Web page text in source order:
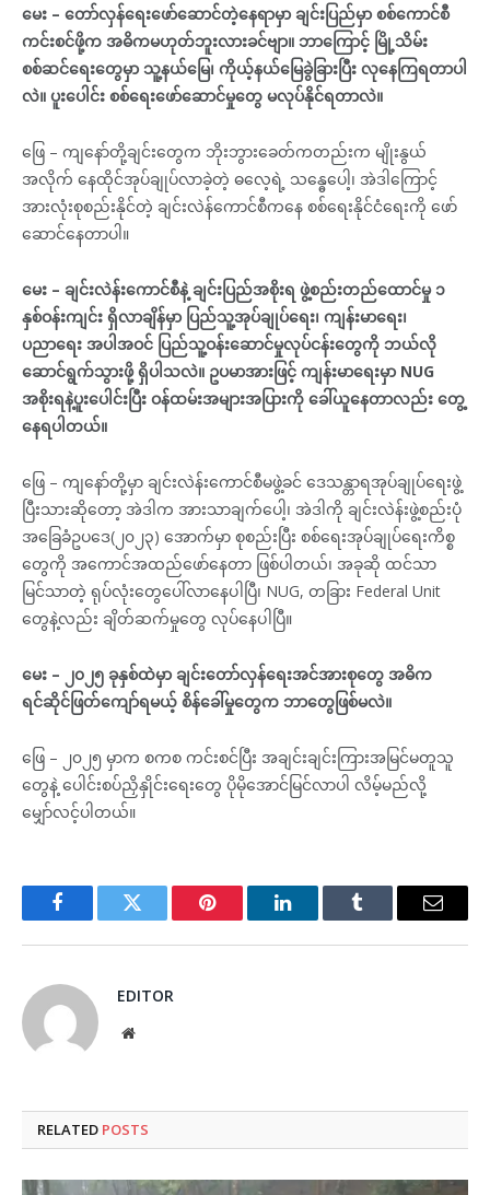
မေး – တော်လှန်ရေးဖော်ဆောင်တဲ့နေရာမှာ ချင်းပြည်မှာ စစ်ကောင်စီ
ကင်းစင်ဖို့က အဓိကမဟုတ်ဘူးလားခင်ဗျာ။ ဘာကြောင့် မြို့သိမ်း
စစ်ဆင်ရေးတွေမှာ သူ့နယ်မြေ၊ ကိုယ့်နယ်မြေခွဲခြားပြီး လုနေကြရတာပါ
လဲ။ ပူးပေါင်း စစ်ရေးဖော်ဆောင်မှုတွေ မလုပ်နိုင်ရတာလဲ။
ဖြေ – ကျနော်တို့ချင်းတွေက ဘိုးဘွားခေတ်ကတည်းက မျိုးနွယ်
အလိုက် နေထိုင်အုပ်ချုပ်လာခဲ့တဲ့ ဓလေ့ရဲ့ သန္ဓေပေါ့၊ အဲဒါကြောင့်
အားလုံးစုစည်းနိုင်တဲ့ ချင်းလဲန်ကောင်စီကနေ စစ်ရေးနိုင်ငံရေးကို ဖော်
ဆောင်နေတာပါ။
မေး – ချင်းလဲန်းကောင်စီနဲ့ ချင်းပြည်အစိုးရ ဖွဲ့စည်းတည်ထောင်မှု ၁
နှစ်ဝန်းကျင်း ရှိလာချိန်မှာ ပြည်သူ့အုပ်ချုပ်ရေး၊ ကျန်းမာရေး၊
ပညာရေး အပါအဝင် ပြည်သူ့ဝန်းဆောင်မှုလုပ်ငန်းတွေကို ဘယ်လို
ဆောင်ရွက်သွားဖို့ ရှိပါသလဲ။ ဥပမာအားဖြင့် ကျန်းမာရေးမှာ NUG
အစိုးရနဲ့ပူးပေါင်းပြီး ဝန်ထမ်းအများအပြားကို ခေါ်ယူနေတာလည်း တွေ့
နေရပါတယ်။
ဖြေ – ကျနော်တို့မှာ ချင်းလဲန်းကောင်စီမဖွဲ့ခင် ဒေသန္တာရအုပ်ချုပ်ရေးဖွဲ့
ပြီးသားဆိုတော့ အဲဒါက အားသာချက်ပေါ့၊ အဲဒါကို ချင်းလဲန်းဖွဲ့စည်းပုံ
အခြေခံဥပဒေ(၂၀၂၃) အောက်မှာ စုစည်းပြီး စစ်ရေးအုပ်ချုပ်ရေးကိစ္စ
တွေကို အကောင်အထည်ဖော်နေတာ ဖြစ်ပါတယ်၊ အခုဆို ထင်သာ
မြင်သာတဲ့ ရုပ်လုံးတွေပေါ်လာနေပါပြီ၊ NUG, တခြား Federal Unit
တွေနဲ့လည်း ချိတ်ဆက်မှုတွေ လုပ်နေပါပြီ။
မေး – ၂၀၂၅ ခုနှစ်ထဲမှာ ချင်းတော်လှန်ရေးအင်အားစုတွေ အဓိက
ရင်ဆိုင်ဖြတ်ကျော်ရမယ့် စိန်ခေါ်မှုတွေက ဘာတွေဖြစ်မလဲ။
ဖြေ – ၂၀၂၅ မှာက စကစ ကင်းစင်ပြီး အချင်းချင်းကြားအမြင်မတူသူ
တွေနဲ့ ပေါင်းစပ်ညှိနှိုင်းရေးတွေ ပိုမိုအောင်မြင်လာပါ လိမ့်မည်လို့
မျှော်လင့်ပါတယ်။
FacebookTwitter Pinterest LinkedInTumblr Email
EDITOR
Website
RELATED POSTS